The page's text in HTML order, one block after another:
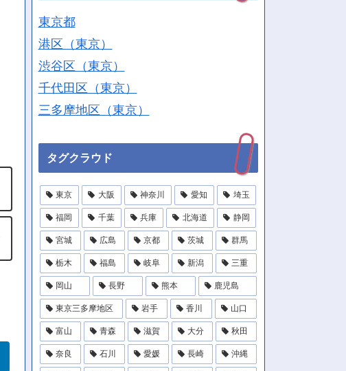
東京都
港区（東京）
渋谷区（東京）
千代田区（東京）
三多摩地区（東京）
タグクラウド
東京 大阪 神奈川 愛知 埼玉
福岡 千葉 兵庫 北海道 静岡
宮城 広島 京都 茨城 群馬
栃木 福島 岐阜 新潟 三重
岡山 長野 熊本 鹿児島
東京三多摩地区 岩手 香川 山口
富山 青森 滋賀 大分 秋田
奈良 石川 愛媛 長崎 沖縄